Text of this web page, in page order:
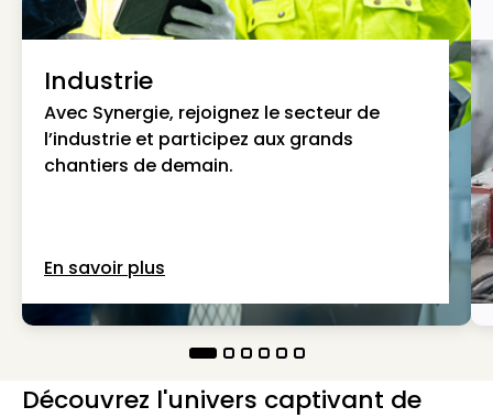
Industrie
Avec Synergie, rejoignez le secteur de
l’industrie et participez aux grands
chantiers de demain.
En savoir plus
Découvrez l'univers captivant de